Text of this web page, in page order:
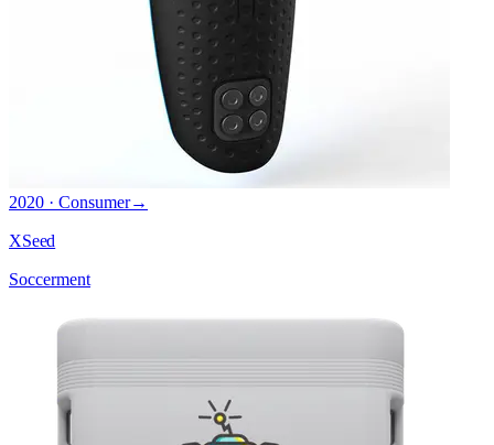
2020 · Consumer→
XSeed
Soccerment